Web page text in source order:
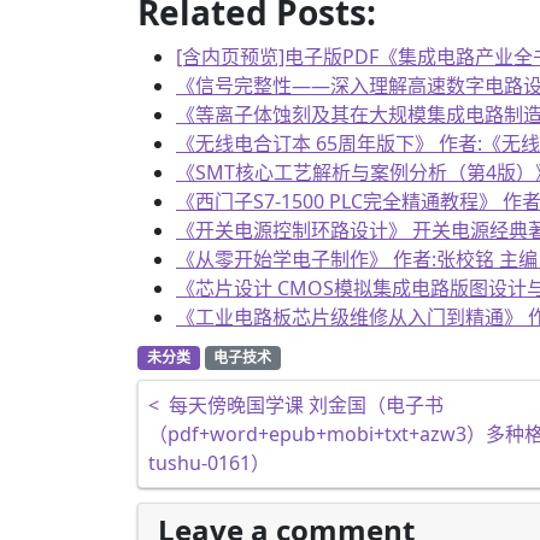
Related Posts:
[含内页预览]电子版PDF《集成电路产业
《信号完整性——深入理解高速数字电路
《等离子体蚀刻及其在大规模集成电路
《无线电合订本 65周年版下》 作者:《
《SMT核心工艺解析与案例分析（第4
《西门子S7-1500 PLC完全精通教程》
《开关电源控制环路设计》 开关电源经
《从零开始学电子制作》 作者:张校铭
《芯片设计 CMOS模拟集成电路版图设
《工业电路板芯片级维修从入门到精通
未分类 电子技术
文章导航
< 每天傍晚国学课 刘金国（电子书
（pdf+word+epub+mobi+txt+azw3）多种
tushu-0161）
Leave a comment